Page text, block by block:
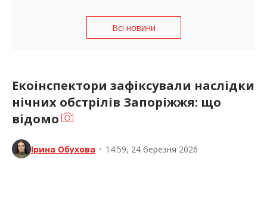
Всі новини
Екоінспектори зафіксували наслідки
нічних обстрілів Запоріжжя: що
відомо
Ірина Обухова • 14:59, 24 березня 2026